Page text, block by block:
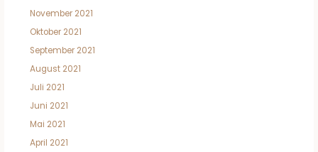
November 2021
Oktober 2021
September 2021
August 2021
Juli 2021
Juni 2021
Mai 2021
April 2021